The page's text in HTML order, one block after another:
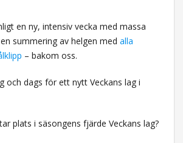
en ny, intensiv vecka med massa
summering av helgen med alla
– bakom oss.
och dags för ett nytt Veckans lag i
plats i säsongens fjärde Veckans lag?